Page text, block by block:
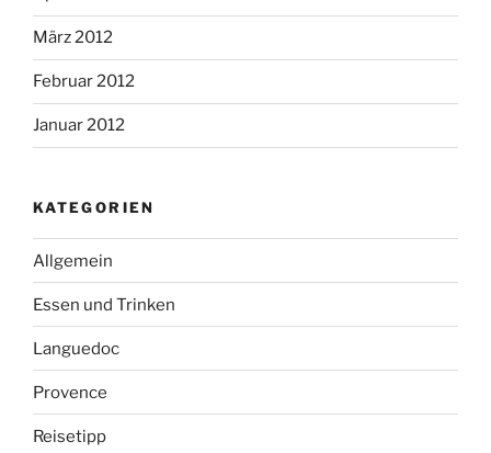
März 2012
Februar 2012
Januar 2012
KATEGORIEN
Allgemein
Essen und Trinken
Languedoc
Provence
Reisetipp